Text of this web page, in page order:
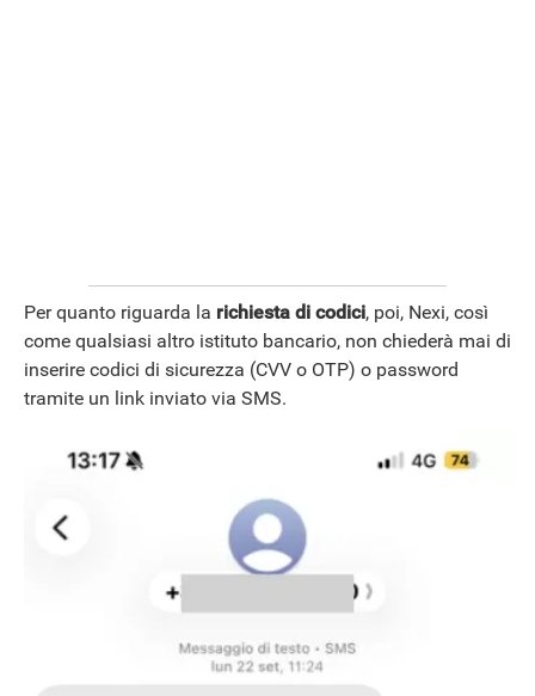
Per quanto riguarda la richiesta di codici, poi, Nexi, così
come qualsiasi altro istituto bancario, non chiederà mai di
inserire codici di sicurezza (CVV o OTP) o password
tramite un link inviato via SMS.